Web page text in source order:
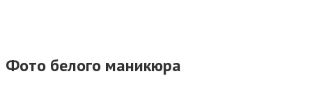
Фото белого маникюра